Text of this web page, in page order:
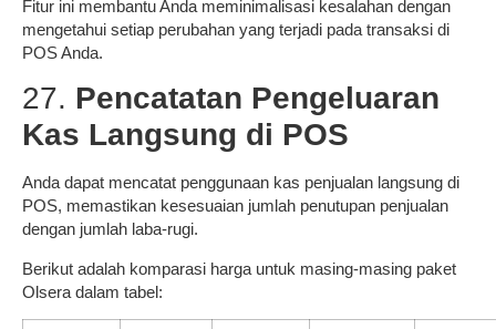
Fitur ini membantu Anda meminimalisasi kesalahan dengan
mengetahui setiap perubahan yang terjadi pada transaksi di
POS Anda.
27. Pencatatan Pengeluaran
Kas Langsung di POS
Anda dapat mencatat penggunaan kas penjualan langsung di
POS, memastikan kesesuaian jumlah penutupan penjualan
dengan jumlah laba-rugi.
Berikut adalah komparasi harga untuk masing-masing paket
Olsera dalam tabel: